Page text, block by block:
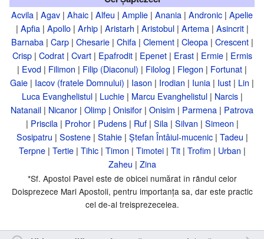
Acvila | Agav | Ahaic | Alfeu | Amplie | Anania | Andronic | Apelie
| Apfia| Apollo| Arhip| Aristarh | Aristobul| Artema| Asincrit|
Barnaba| Carp| Chesarie| Chifa| Clement| Cleopa| Crescent|
Crisp| Codrat| Cvart| Epafrodit| Epenet| Erast| Ermie| Ermis
| Evod | Filimon | Filip (Diaconul) | Filolog | Flegon | Fortunat |
Gaie | Iacov (fratele Domnului) | Iason | Irodian | Iunia | Iust | Lin |
Luca Evanghelistul| Luchie| Marcu Evanghelistul| Narcis|
Natanail | Nicanor | Olimp | Onisifor | Onisim | Parmena | Patrova
| Priscila| Prohor| Pudens| Ruf| Sila| Silvan | Simeon |
Sosipatru | Sostene| Stahie| Ștefan Întâiul-mucenic| Tadeu |
Terpne| Tertie| Tihic| Timon | Timotei| Tit| Trofim | Urban |
Zaheu | Zina
*Sf. Apostol Pavel este de obicei numărat în rândul celor
Doisprezece Mari Apostoli, pentru importanța sa, dar este practic
cel de-al treisprezecelea.